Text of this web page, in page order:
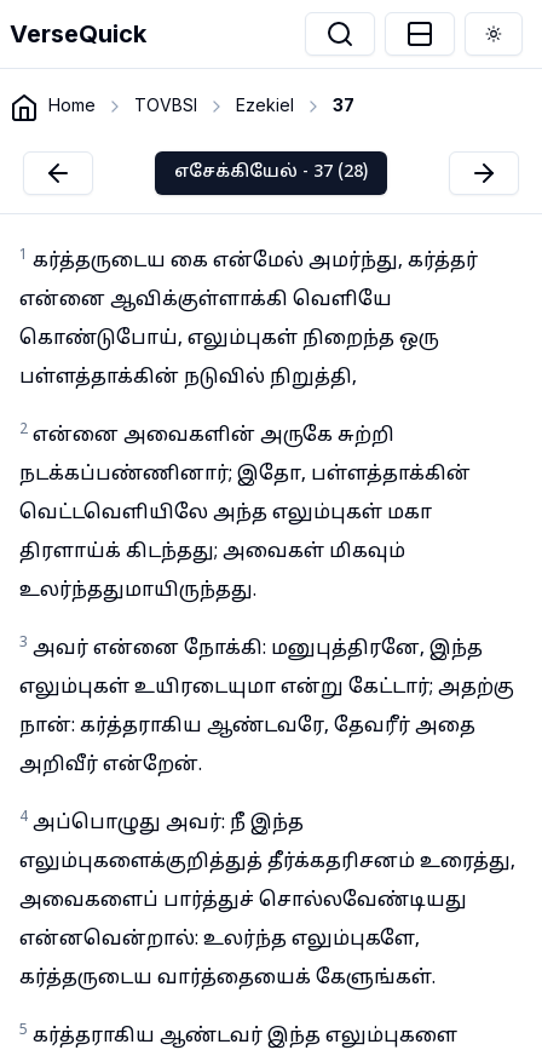
VerseQuick
Home TOVBSI Ezekiel 37
எசேக்கியேல் - 37 (28)
1 கர்த்தருடைய கை என்மேல் அமர்ந்து, கர்த்தர்
என்னை ஆவிக்குள்ளாக்கி வெளியே
கொண்டுபோய், எலும்புகள் நிறைந்த ஒரு
பள்ளத்தாக்கின் நடுவில் நிறுத்தி,
2 என்னை அவைகளின் அருகே சுற்றி
நடக்கப்பண்ணினார்; இதோ, பள்ளத்தாக்கின்
வெட்டவெளியிலே அந்த எலும்புகள் மகா
திரளாய்க் கிடந்தது; அவைகள் மிகவும்
உலர்ந்ததுமாயிருந்தது.
3 அவர் என்னை நோக்கி: மனுபுத்திரனே, இந்த
எலும்புகள் உயிரடையுமா என்று கேட்டார்; அதற்கு
நான்: கர்த்தராகிய ஆண்டவரே, தேவரீர் அதை
அறிவீர் என்றேன்.
4 அப்பொழுது அவர்: நீ இந்த
எலும்புகளைக்குறித்துத் தீர்க்கதரிசனம் உரைத்து,
அவைகளைப் பார்த்துச் சொல்லவேண்டியது
என்னவென்றால்: உலர்ந்த எலும்புகளே,
கர்த்தருடைய வார்த்தையைக் கேளுங்கள்.
5 கர்த்தராகிய ஆண்டவர் இந்த எலும்புகளை